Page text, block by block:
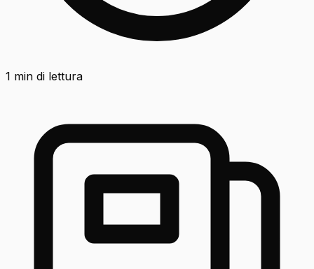
1 min di lettura